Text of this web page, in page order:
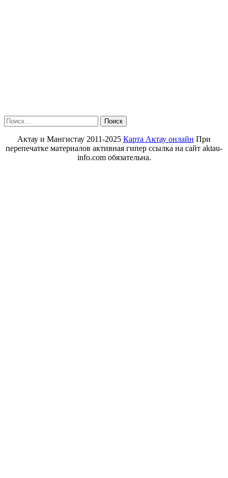
Найти:
Актау и Мангистау 2011-2025 Карта Актау онлайн При
перепечатке материалов активная гипер ссылка на сайт aktau-
info.com обязательна.